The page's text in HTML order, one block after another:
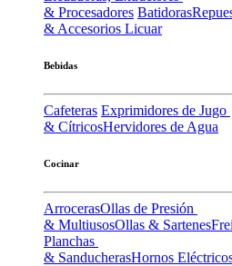
& Procesadores Batidoras
& Accesorios Licuar
Bebidas
Cafeteras Exprimidores de Jugo
& CítricosHervidores de Agua
Cocinar
ArrocerasOllas de Presión
& MultiusosOllas & Sartenes
Planchas
& SanducherasHornos